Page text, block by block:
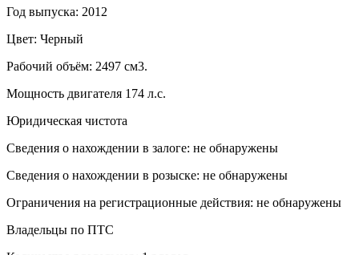
Год выпуска: 2012
Цвет: Черный
Рабочий объём: 2497 см3.
Мощность двигателя 174 л.с.
Юридическая чистота
Сведения о нахождении в залоге: не обнаружены
Сведения о нахождении в розыске: не обнаружены
Ограничения на регистрационные действия: не обнаружены
Владельцы по ПТС